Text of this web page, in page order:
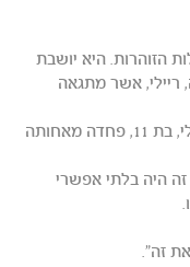
הזוהרות. היא יושבת
אשר מתגאה
לא תמיד היה כך. רק לפני מספר שנים, ריילי, בת 11, פחדה מאחותה
היה בלתי אפשרי